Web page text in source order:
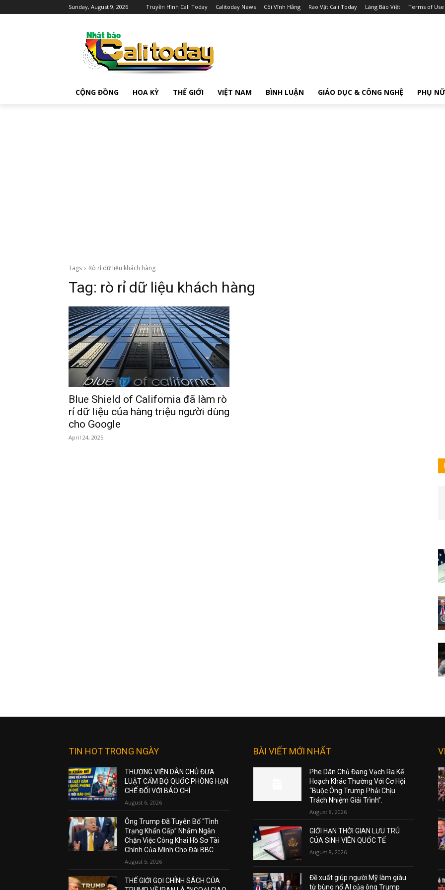
Sunday, August 9, 2026 Truyền Hình Cali Today Calitoday News Cõi Vĩnh Hằng Rao Vặt Cali Today Làng Báo Việt Terms of Use
CỘNG ĐỒNG HOA KỲ THẾ GIỚI VIỆT NAM BÌNH LUẬN GIÁO DỤC & CÔNG NGHỆ PHỤ NỮ
Tags Rò rỉ dữ liệu khách hàng
Tag: rò rỉ dữ liệu khách hàng
Blue Shield of California đã làm rò
rỉ dữ liệu của hàng triệu người dùng
cho Google
April 24, 2025
TIN HOT TRONG NGÀY
THƯỢNG VIỆN DÂN CHỦ ĐƯA
LUẬT CẤM BỘ QUỐC PHÒNG HẠN
CHẾ ĐỐI VỚI BÁO CHÍ
August 6, 2026
Ông Trump Đã Tuyên Bố “Tình
Trạng Khẩn Cấp” Nhằm Ngăn
Chặn Việc Công Khai Hồ Sơ Tài
Chính Của Mình Cho Đài BBC
August 5, 2026
THẾ GIỚI GỌI CHÍNH SÁCH CỦA
BÀI VIẾT MỚI NHẤT
Phe Dân Chủ Đang Vạch Ra Kế
Hoạch Khác Thường Với Cơ Hội
“Buộc Ông Trump Phải Chịu
Trách Nhiệm Giải Trình”.
August 8, 2026
GIỚI HẠN THỜI GIAN LƯU TRÚ
CỦA SINH VIÊN QUỐC TẾ
August 8, 2026
Đề xuất giúp người Mỹ làm giàu
từ bùng nổ AI của ông Trump